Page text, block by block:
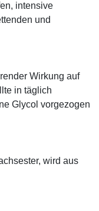
intensive
und
Wirkung auf
in täglich
Glycol vorgezogen
wird aus